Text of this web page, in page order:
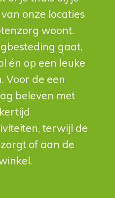
onze locaties
woont.
gaat,
én op een leuke
Voor de een
beleven met
terwijl de
of aan de